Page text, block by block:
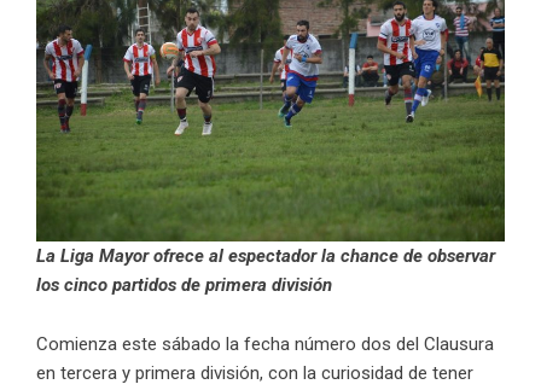
La Liga Mayor ofrece al espectador la chance de observar
los cinco partidos de primera división
Comienza este sábado la fecha número dos del Clausura
en tercera y primera división, con la curiosidad de tener